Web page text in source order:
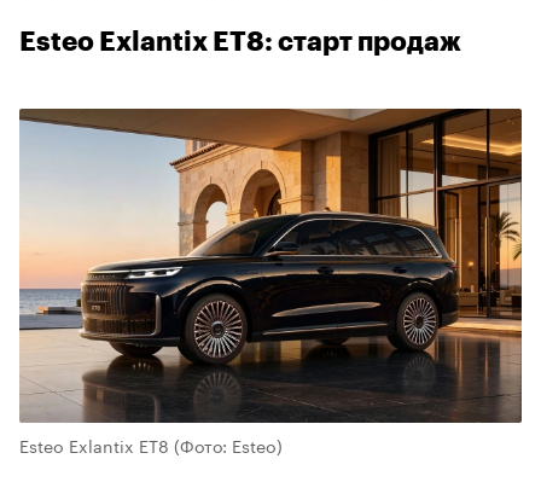
Esteo Exlantix ET8: старт продаж
Esteo Exlantix ET8 (Фото: Esteo)